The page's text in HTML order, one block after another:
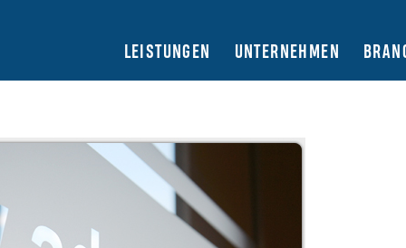
LEISTUNGEN UNTERNEHMEN